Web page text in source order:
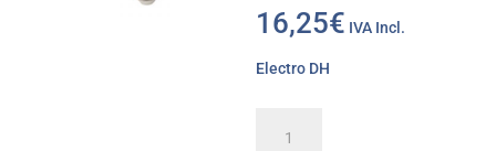
16,25€ IVA Incl.
Electro DH